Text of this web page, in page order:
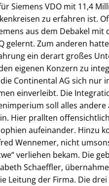
Siemens VDO mit 11,4
zu erfahren ist.
aus dem Debakel mit
gelernt. Zum anderen
ein derart großes
eigenen Konzern zu
Continental AG sich nur
einverleibt. Die
soll alles andere
Hier prallten
aufeinander. Hinzu
Wennemer, nicht
verliehen bekam. Die
Schaeffler,
Leitung der Firma. Die drei